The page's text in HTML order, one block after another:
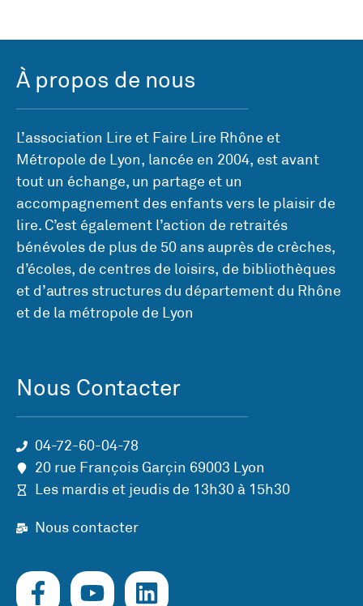
À propos de nous
L’association Lire et Faire Lire Rhône et
Métropole de Lyon, lancée en 2004, est avant
tout un échange, un partage et un
accompagnement des enfants vers le plaisir de
lire. C’est également l’action de retraités
bénévoles de plus de 50 ans auprès de crèches,
d’écoles, de centres de loisirs, de bibliothèques
et d’autres structures du département du Rhône
et de la métropole de Lyon
Nous Contacter
04-72-60-04-78
20 rue François Garçin 69003 Lyon
Les mardis et jeudis de 13h30 à 15h30
Nous contacter